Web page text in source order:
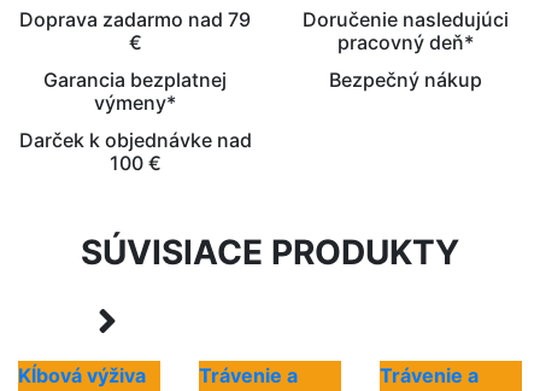
Doprava zadarmo nad 79
€
Doručenie nasledujúci
pracovný deň*
Garancia bezplatnej
výmeny*
Bezpečný nákup
Darček k objednávke nad
100 €
SÚVISIACE PRODUKTY
Kĺbová výživa
Trávenie a
Trávenie a